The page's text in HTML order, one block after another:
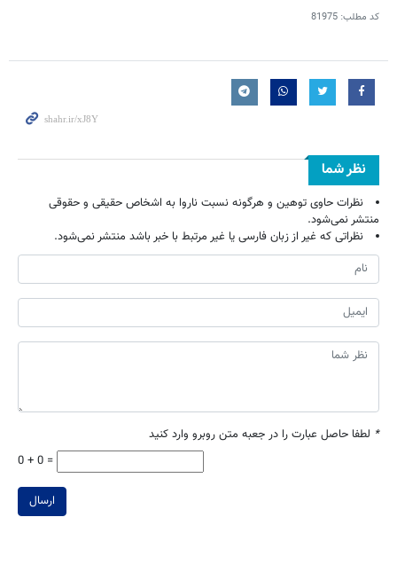
کد مطلب: 81975
نظر شما
نظرات حاوی توهین و هرگونه نسبت ناروا به اشخاص حقیقی و حقوقی
منتشر نمی‌شود.
نظراتی که غیر از زبان فارسی یا غیر مرتبط با خبر باشد منتشر نمی‌شود.
* لطفا حاصل عبارت را در جعبه متن روبرو وارد کنید
0 + 0 =
ارسال